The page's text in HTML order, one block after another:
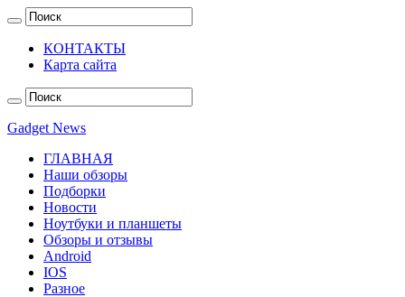
КОНТАКТЫ
Карта сайта
Gadget News
ГЛАВНАЯ
Наши обзоры
Подборки
Новости
Ноутбуки и планшеты
Обзоры и отзывы
Android
IOS
Разное